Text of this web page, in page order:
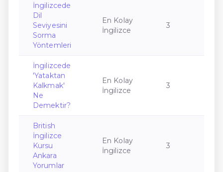
İngilizcede
Dil
Seviyesini
Sorma
Yöntemleri
En Kolay
İngilizce
3
İngilizcede
'Yataktan
Kalkmak'
Ne
Demektir?
En Kolay
İngilizce
3
British
İngilizce
Kursu
Ankara
Yorumlar
En Kolay
İngilizce
3